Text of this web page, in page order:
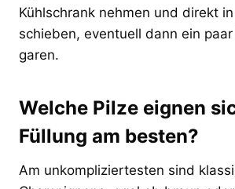
Kühlschrank nehmen und direkt
schieben, eventuell dann ein
garen.
Welche Pilze eignen
Füllung am besten?
Am unkompliziertesten sind